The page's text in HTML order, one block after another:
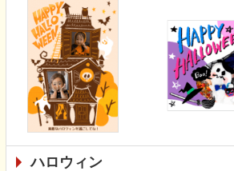
ハロウィン